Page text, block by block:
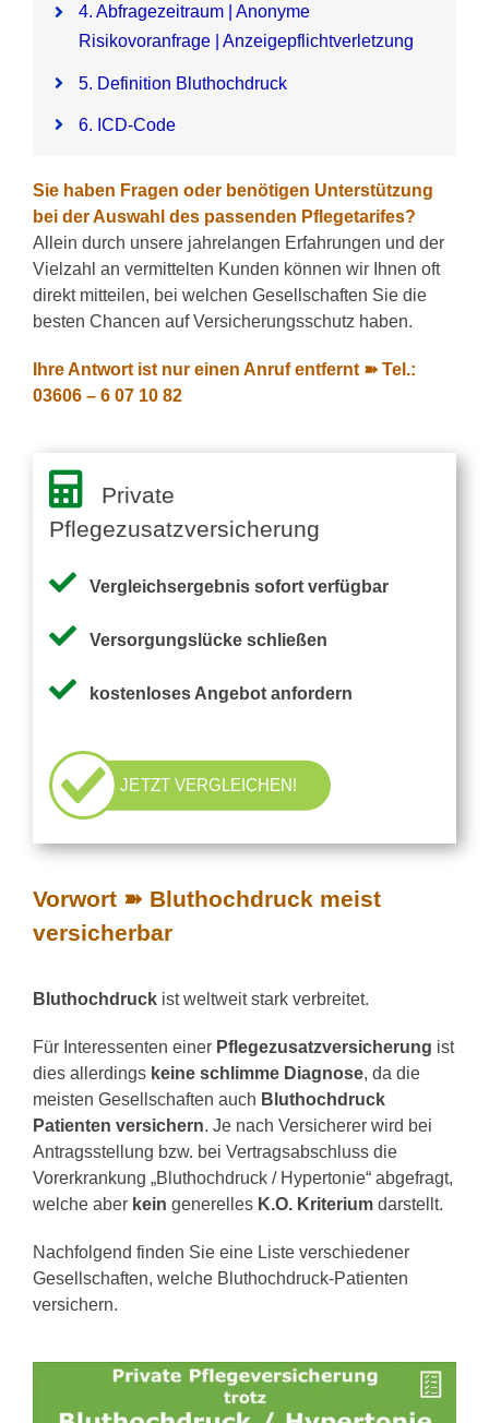
4. Abfragezeitraum | Anonyme
Risikovoranfrage | Anzeigepflichtverletzung
5. Definition Bluthochdruck
6. ICD-Code
Sie haben Fragen oder benötigen Unterstützung
bei der Auswahl des passenden Pflegetarifes?
Allein durch unsere jahrelangen Erfahrungen und der
Vielzahl an vermittelten Kunden können wir Ihnen oft
direkt mitteilen, bei welchen Gesellschaften Sie die
besten Chancen auf Versicherungsschutz haben.
Ihre Antwort ist nur einen Anruf entfernt ➽ Tel.:
03606 – 6 07 10 82
Private
Pflegezusatzversicherung
Vergleichsergebnis sofort verfügbar
Versorgungslücke schließen
kostenloses Angebot anfordern
JETZT VERGLEICHEN!
Vorwort ➽ Bluthochdruck meist
versicherbar
Bluthochdruckist weltweit stark verbreitet.
Für Interessenten einer Pflegezusatzversicherung ist
dies allerdings keine schlimme Diagnose, da die
meisten Gesellschaften auch Bluthochdruck
Patienten versichern. Je nach Versicherer wird bei
Antragsstellung bzw. bei Vertragsabschluss die
Vorerkrankung „Bluthochdruck / Hypertonie“ abgefragt,
welche aberkein generelles K.O. Kriteriumdarstellt.
Nachfolgend finden Sie eine Liste verschiedener
Gesellschaften, welche Bluthochdruck-Patienten
versichern.